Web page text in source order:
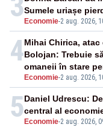
Economie-2 aug. 2026,
Sumele uriașe
4
Economie-2 aug. 2026,
Mihai Chirica,
Bolojan: Trebuie
omaneii în stare
5 Economie-2 aug. 2026,
Daniel Udrescu:
central al